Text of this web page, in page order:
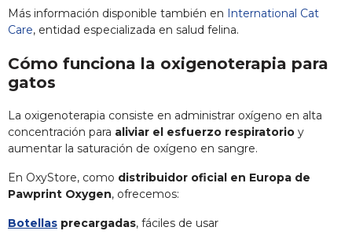
Más información disponible también en International Cat
Care, entidad especializada en salud felina.
Cómo funciona la oxigenoterapia para
gatos
La oxigenoterapia consiste en administrar oxígeno en alta
concentración para aliviar el esfuerzo respiratorio y
aumentar la saturación de oxígeno en sangre.
En OxyStore, como distribuidor oficial en Europa de
Pawprint Oxygen, ofrecemos:
Botellas precargadas, fáciles de usar